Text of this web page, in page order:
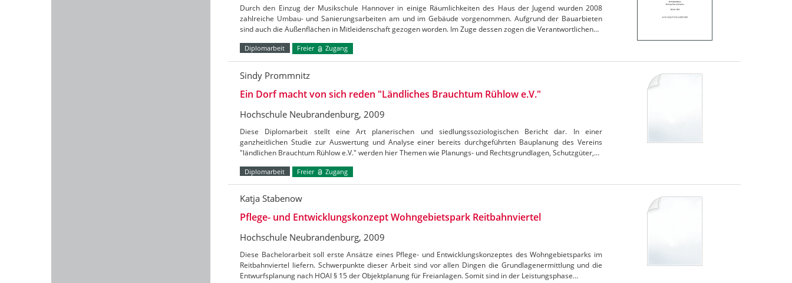
Durch den Einzug der Musikschule Hannover in einige Räumlichkeiten des Haus der Jugend wurden 2008
zahlreiche Umbau- und Sanierungsarbeiten am und im Gebäude vorgenommen. Aufgrund der Bauarbieten
sind auch die Außenflächen in Mitleidenschaft gezogen worden. Im Zuge dessen zogen die Verantwortlichen…
Diplomarbeit Freier Zugang
Sindy Prommnitz
Ein Dorf macht von sich reden "Ländliches Brauchtum Rühlow e.V."
Hochschule Neubrandenburg, 2009
Diese Diplomarbeit stellt eine Art planerischen und siedlungssoziologischen Bericht dar. In einer
ganzheitlichen Studie zur Auswertung und Analyse einer bereits durchgeführten Bauplanung des Vereins
"ländlichen Brauchtum Rühlow e.V." werden hier Themen wie Planungs- und Rechtsgrundlagen, Schutzgüter,…
Diplomarbeit Freier Zugang
Katja Stabenow
Pflege- und Entwicklungskonzept Wohngebietspark Reitbahnviertel
Hochschule Neubrandenburg, 2009
Diese Bachelorarbeit soll erste Ansätze eines Pflege- und Entwicklungskonzeptes des Wohngebietsparks im
Reitbahnviertel liefern. Schwerpunkte dieser Arbeit sind vor allen Dingen die Grundlagenermittlung und die
Entwurfsplanung nach HOAI § 15 der Objektplanung für Freianlagen. Somit sind in der Leistungsphase…